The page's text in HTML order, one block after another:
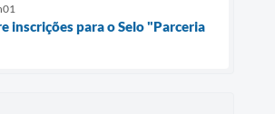
inscrições para o Selo "Parceria